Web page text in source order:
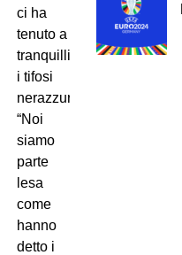
ci ha
tenuto a
tranquillizzare
i tifosi
nerazzurri:
“Noi
siamo
parte
lesa
come
hanno
detto i